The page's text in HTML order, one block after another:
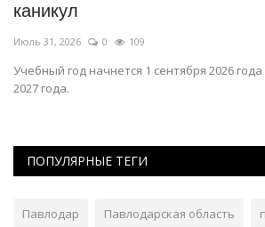
каникул
Июль 31, 2026 0 109
Учебный год начнется 1 сентября 2026
2027 года.
ПОПУЛЯРНЫЕ ТЕГИ
Павлодар Павлодарская область